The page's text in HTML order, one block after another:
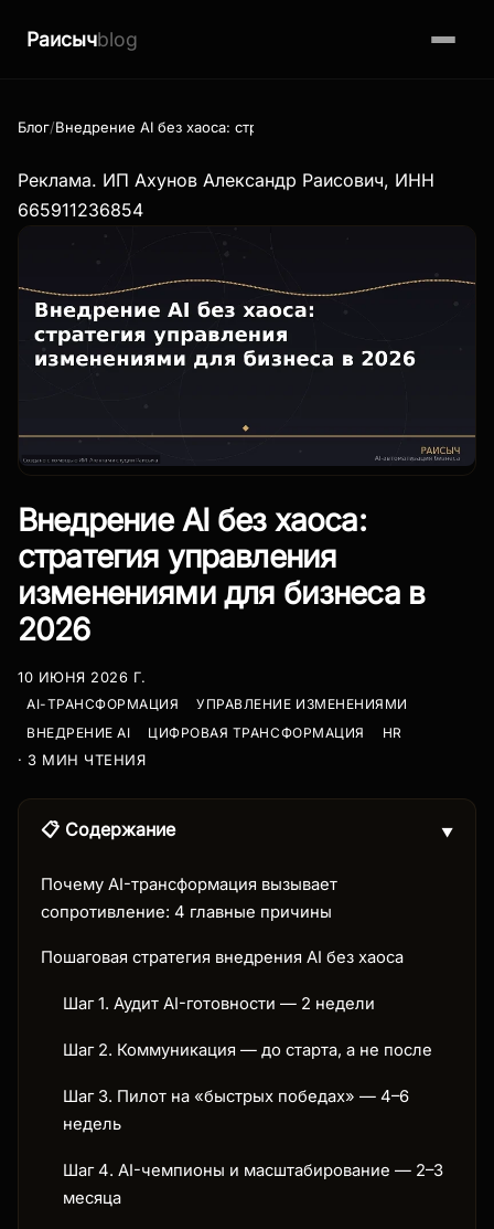
Раисычblog
Блог Внедрение AI без хаоса: стратегия управления
Реклама. ИП Ахунов Александр Раисович, ИНН
665911236854
Внедрение AI без хаоса:
стратегия управления
изменениями для бизнеса в
2026
10 ИЮНЯ 2026 Г.
AI-ТРАНСФОРМАЦИЯ
УПРАВЛЕНИЕ ИЗМЕНЕНИЯМИ
ВНЕДРЕНИЕ AI
ЦИФРОВАЯ ТРАНСФОРМАЦИЯ HR
· 3 МИН ЧТЕНИЯ
📋 Содержание ▼
Почему AI-трансформация вызывает
сопротивление: 4 главные причины
Пошаговая стратегия внедрения AI без хаоса
Шаг 1. Аудит AI-готовности — 2 недели
Шаг 2. Коммуникация — до старта, а не после
Шаг 3. Пилот на «быстрых победах» — 4–6
недель
Шаг 4. AI-чемпионы и масштабирование — 2–3
месяца